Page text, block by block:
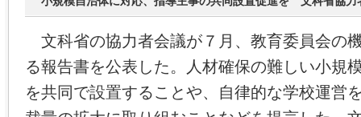
文科省の協力者会議が７月、教育委員会の
る報告書を公表した。人材確保の難しい小規
を共同で設置することや、自律的な学校運営